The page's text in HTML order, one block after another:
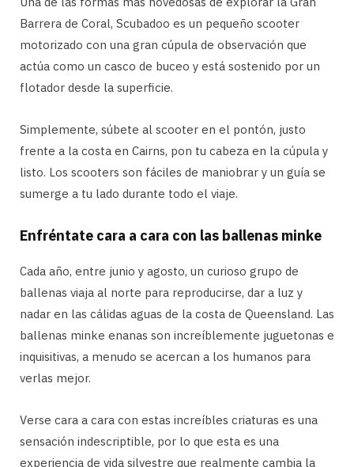
Barrera de Coral, Scubadoo es un pequeño scooter
motorizado con una gran cúpula de observación que
actúa como un casco de buceo y está sostenido por un
flotador desde la superficie.
Simplemente, súbete al scooter en el pontón, justo
frente a la costa en Cairns, pon tu cabeza en la cúpula y
listo. Los scooters son fáciles de maniobrar y un guía se
sumerge a tu lado durante todo el viaje.
Enfréntate cara a cara con las ballenas minke
Cada año, entre junio y agosto, un curioso grupo de
ballenas viaja al norte para reproducirse, dar a luz y
nadar en las cálidas aguas de la costa de Queensland. Las
ballenas minke enanas son increíblemente juguetonas e
inquisitivas, a menudo se acercan a los humanos para
verlas mejor.
Verse cara a cara con estas increíbles criaturas es una
sensación indescriptible, por lo que esta es una
experiencia de vida silvestre que realmente cambia la